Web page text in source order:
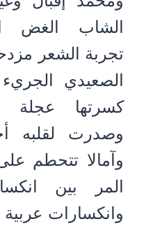
الشاب الغض
تجربة الشعر
الصعيدي
كسرتها عجلة
وصدرت لقلبه
وآمالا تتحطم
المر بين
وانكسارات عربية